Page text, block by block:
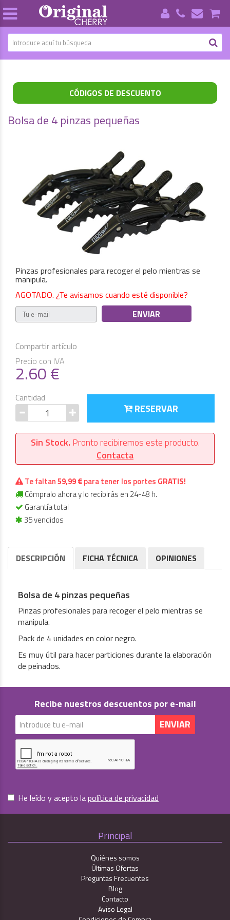
CÓDIGOS DE DESCUENTO
Bolsa de 4 pinzas pequeñas
Pinzas profesionales para recoger el pelo mientras se
manipula.
AGOTADO. ¿Te avisamos cuando esté disponible?
Compartir artículo
Precio con IVA
2.60€
Cantidad
RESERVAR
Sin Stock. Pronto recibiremos este producto.
Contacta
Te faltan59,99 €para tener los portes GRATIS!
Cómpralo ahora y lo recibirás en 24-48 h.
Garantía total
35 vendidos
DESCRIPCIÓN FICHA TÉCNICA OPINIONES
Bolsa de 4 pinzas pequeñas
Pinzas profesionales para recoger el pelo mientras se
manipula.
Pack de 4 unidades en color negro.
Es muy útil para hacer particiones durante la elaboración
de peinados.
Recibe nuestros descuentos por e-mail
He leído y acepto lapolítica de privacidad
Principal
Quiénes somos
Últimas Ofertas
Preguntas Frecuentes
Blog
Contacto
Aviso Legal